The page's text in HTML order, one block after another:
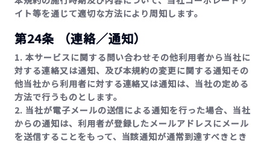
イト等を通じて適切な方法により周知します。
第24条 （連絡／通知）
1. 本サービスに関する問い合わせその他利用者から当社に
対する連絡又は通知、及び本規約の変更に関する通知その
他当社から利用者に対する連絡又は通知は、当社の定める
方法で行うものとします。
2. 当社が電子メールの送信による通知を行った場合、当社
からの通知は、利用者が登録したメールアドレスにメール
を送信することをもって、当該通知が通常到達すべきとき